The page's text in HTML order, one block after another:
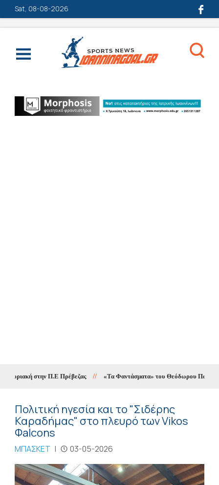
Sat, 08-08-2026
στην Π.Ε Πρέβεζας // «Τα Φαντάσματα» του Θεόδωρου
Πολιτική ηγεσία και το "Σιδέρης
Καραδήμας" στο πλευρό των Vikos
Φalcons
ΜΠΑΣΚΕΤ | 03-05-2026